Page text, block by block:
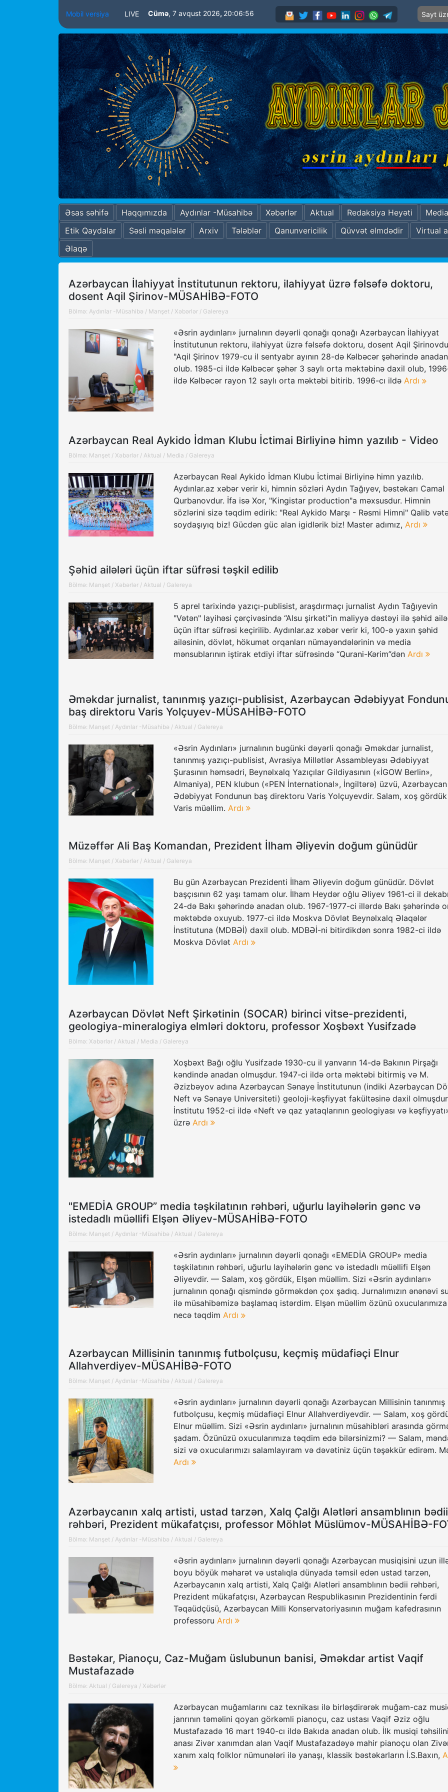
Mobil versiya LIVE Cümə, 7 avqust 2026, 20:06:58
Əsas səhifə Haqqımızda Aydınlar -Müsahibə Xəbərlər Aktual Redaksiya Heyəti
Media
Etik Qaydalar
Səsli məqalələr Arxiv Tələblər Qanunvericilik Qüvvət elmdədir
Virtual
Əlaqə
Azərbaycan İlahiyyat İnstitutunun rektoru, ilahiyyat üzrə fəlsəfə doktoru,
dosent Aqil Şirinov-MÜSAHİBƏ-FOTO
Bölmə: Aydınlar -Müsahibə / Manşet / Xəbərlər / Galereya
«Əsrin aydınları» jurnalının dəyərli qonağı qonağı Azərbaycan İlahiyyat
İnstitutunun rektoru, ilahiyyat üzrə fəlsəfə doktoru, dosent Aqil
"Aqil Şirinov 1979-cu il sentyabr ayının 28-də Kəlbəcər şəhərində anadan
olub. 1985-ci ildə Kəlbəcər şəhər 3 saylı orta məktəbinə daxil olub,
ildə Kəlbəcər rayon 12 saylı orta məktəbi bitirib. 1996-cı ildə Ardı
Azərbaycan Real Aykido İdman Klubu İctimai Birliyinə himn yazılıb - Video
Bölmə: Manşet / Xəbərlər / Aktual / Media / Galereya
Azərbaycan Real Aykido İdman Klubu İctimai Birliyinə himn yazılıb.
Aydınlar.az xəbər verir ki, himnin sözləri Aydın Tağıyev, bəstəkarı Camal
Qurbanovdur. İfa isə Xor, "Kingistar production"a məxsusdur. Himnin
sözlərini sizə təqdim edirik: "Real Aykido Marşı - Rəsmi Himni" Qalib
soydaşıyıq biz! Gücdən güc alan igidlərik biz! Master adımız, Ardı
Şəhid ailələri üçün iftar süfrəsi təşkil edilib
Bölmə: Manşet / Xəbərlər / Aktual / Galereya
5 aprel tarixində yazıçı-publisist, araşdırmaçı jurnalist Aydın Tağıyevin
"Vətən" layihəsi çərçivəsində “Alsu şirkəti”in maliyyə dəstəyi ilə şəhid
üçün iftar süfrəsi keçirilib. Aydınlar.az xəbər verir ki, 100-ə yaxın şəhid
ailəsinin, dövlət, hökumət orqanları nümayəndələrinin və media
mənsublarının iştirak etdiyi iftar süfrəsində “Qurani-Kərim”dən Ardı
Əməkdar jurnalist, tanınmış yazıçı-publisist, Azərbaycan Ədəbiyyat
baş direktoru Varis Yolçuyev-MÜSAHİBƏ-FOTO
Bölmə: Manşet / Aydınlar -Müsahibə / Aktual / Galereya
«Əsrin Aydınları» jurnalının bugünki dəyərli qonağı Əməkdar jurnalist,
tanınmış yazıçı-publisist, Avrasiya Millətlər Assambleyası Ədəbiyyat
Şurasının həmsədri, Beynəlxalq Yazıçılar Gildiyasının («İGOW Berlin»,
Almaniya), PEN klubun («PEN İnternational», İngiltərə) üzvü, Azərbaycan
Ədəbiyyat Fondunun baş direktoru Varis Yolçuyevdir. Salam, xoş gördük
Varis müəllim. Ardı
Müzəffər Ali Baş Komandan, Prezident İlham Əliyevin doğum günüdür
Bölmə: Manşet / Xəbərlər / Aktual / Galereya
Bu gün Azərbaycan Prezidenti İlham Əliyevin doğum günüdür. Dövlət
başçısının 62 yaşı tamam olur. İlham Heydər oğlu Əliyev 1961-ci il
24-də Bakı şəhərində anadan olub. 1967-1977-ci illərdə Bakı şəhərində
məktəbdə oxuyub. 1977-ci ildə Moskva Dövlət Beynəlxalq Əlaqələr
İnstitutuna (MDBƏİ) daxil olub. MDBƏİ-ni bitirdikdən sonra 1982-ci ildə
Moskva Dövlət Ardı
Azərbaycan Dövlət Neft Şirkətinin (SOCAR) birinci vitse-prezidenti,
geologiya-mineralogiya elmləri doktoru, professor Xoşbəxt Yusifzadə
Bölmə: Xəbərlər / Aktual / Media / Galereya
Xoşbəxt Bağı oğlu Yusifzadə 1930-cu il yanvarın 14-də Bakının Pirşağı
kəndində anadan olmuşdur. 1947-ci ildə orta məktəbi bitirmiş və M.
Əzizbəyov adına Azərbaycan Sənaye İnstitutunun (indiki Azərbaycan
Neft və Sənaye Universiteti) geoloji-kəşfiyyat fakültəsinə daxil
İnstitutu 1952-ci ildə «Neft və qaz yataqlarının geologiyası və
üzrə Ardı
"EMEDİA GROUP” media təşkilatının rəhbəri, uğurlu layihələrin gənc və
istedadlı müəllifi Elşən Əliyev-MÜSAHİBƏ-FOTO
Bölmə: Manşet / Aydınlar -Müsahibə / Aktual / Galereya
«Əsrin aydınları» jurnalının dəyərli qonağı «EMEDİA GROUP» media
təşkilatının rəhbəri, uğurlu layihələrin gənc və istedadlı müəllifi Elşən
Əliyevdir. — Salam, xoş gördük, Elşən müəllim. Sizi «Əsrin aydınları»
jurnalının qonağı qismində görməkdən çox şadıq. Jurnalımızın ənənəvi
ilə müsahibəmizə başlamaq istərdim. Elşən müəllim özünü oxucularımıza
necə təqdim Ardı
Azərbaycan Millisinin tanınmış futbolçusu, keçmiş müdafiəçi Elnur
Allahverdiyev-MÜSAHİBƏ-FOTO
Bölmə: Manşet / Aydınlar -Müsahibə / Aktual / Galereya
«Əsrin aydınları» jurnalının dəyərli qonağı Azərbaycan Millisinin tanınmış
futbolçusu, keçmiş müdafiəçi Elnur Allahverdiyevdir. — Salam, xoş
Elnur müəllim. Sizi «Əsrin aydınları» jurnalının müsahibləri arasında
şadam. Özünüzü oxucularımıza təqdim edə bilərsinizmi? — Salam,
sizi və oxucularımızı salamlayıram və dəvətiniz üçün təşəkkür edirəm.
Ardı
Azərbaycanın xalq artisti, ustad tarzən, Xalq Çalğı Alətləri ansamblının bədii
rəhbəri, Prezident mükafatçısı, professor Möhlət Müslümov-MÜSAHİBƏ-
Bölmə: Manşet / Aydınlar -Müsahibə / Aktual / Galereya
«Əsrin aydınları» jurnalının dəyərli qonağı Azərbaycan musiqisini uzun
boyu böyük məharət və ustalıqla dünyada təmsil edən ustad tarzən,
Azərbaycanın xalq artisti, Xalq Çalğı Alətləri ansamblının bədii rəhbəri,
Prezident mükafatçısı, Azərbaycan Respublikasının Prezidentinin fərdi
Təqaüdçüsü, Azərbaycan Milli Konservatoriyasının muğam kafedrasının
professoru Ardı
Bəstəkar, Pianoçu, Caz-Muğam üslubunun banisi, Əməkdar artist Vaqif
Mustafazadə
Bölmə: Aktual / Galereya / Xəbərlər
Azərbaycan muğamlarını caz texnikası ilə birləşdirərək muğam-caz
janrının təməlini qoyan görkəmli pianoçu, caz ustası Vaqif Əziz oğlu
Mustafazadə 16 mart 1940-cı ildə Bakıda anadan olub. İlk musiqi
anası Zivər xanımdan alan Vaqif Mustafazadəyə mahir pianoçu olan
xanım xalq folklor nümunələri ilə yanaşı, klassik bəstəkarların İ.S.Baxın,